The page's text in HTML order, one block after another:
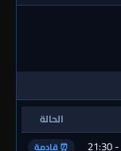
الحالة
⏰ قادمة